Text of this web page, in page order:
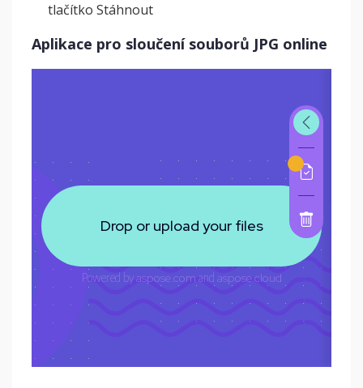
tlačítko Stáhnout
Aplikace pro sloučení souborů JPG online